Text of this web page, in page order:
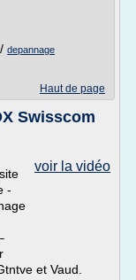
/ depannage
Haut de page
Swisscom
voir la vidéo
-
et Vaud.